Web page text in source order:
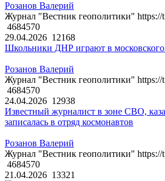
Розанов Валерий
Журнал "Вестник геополитики" https://
4684570
29.04.2026 12168
Школьники ДНР играют в московского
Розанов Валерий
Журнал "Вестник геополитики" https://
4684570
24.04.2026 12938
Известный журналист в зоне СВО,
записалась в отряд космонавтов
Розанов Валерий
Журнал "Вестник геополитики" https://
4684570
21.04.2026 13321